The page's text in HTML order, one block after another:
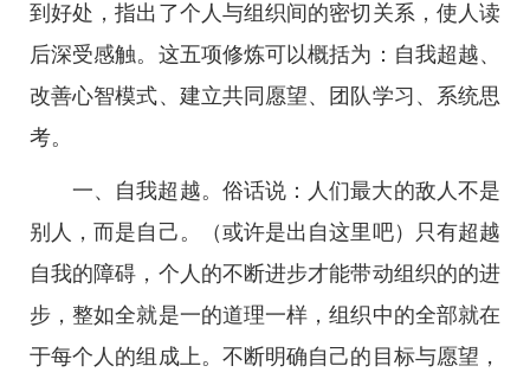
到好处，指出了个人与组织间的密切关系，使人读
后深受感触。这五项修炼可以概括为：自我超越、
改善心智模式、建立共同愿望、团队学习、系统思
考。
一、自我超越。俗话说：人们最大的敌人不是
别人，而是自己。（或许是出自这里吧）只有超越
自我的障碍，个人的不断进步才能带动组织的的进
步，整如全就是一的道理一样，组织中的全部就在
于每个人的组成上。不断明确自己的目标与愿望，